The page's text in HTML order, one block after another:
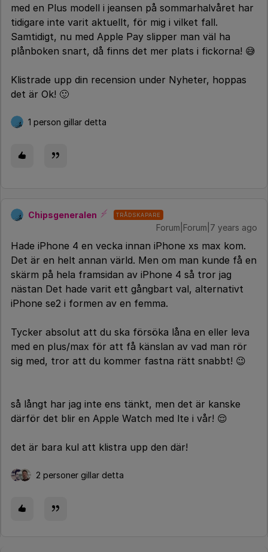
med en Plus modell i jeansen på sommarhalvåret har
tidigare inte varit aktuellt, för mig i vilket fall.
Samtidigt, nu med Apple Pay slipper man väl ha
plånboken snart, då finns det mer plats i fickorna! 😅
Klistrade upp din recension under Nyheter, hoppas
det är Ok! 🙂
1 person gillar detta
Chipsgeneralen TRÅDSKAPARE
Forum|Forum|7 years ago
Hade iPhone 4 en vecka innan iPhone xs max kom.
Det är en helt annan värld. Men om man kunde få en
skärm på hela framsidan av iPhone 4 så tror jag
nästan Det hade varit ett gångbart val, alternativt
iPhone se2 i formen av en femma.
Tycker absolut att du ska försöka låna en eller leva
med en plus/max för att få känslan av vad man rör
sig med, tror att du kommer fastna rätt snabbt! 😉
så långt har jag inte ens tänkt, men det är kanske
därför det blir en Apple Watch med lte i vår! 😌
det är bara kul att klistra upp den där!
2 personer gillar detta